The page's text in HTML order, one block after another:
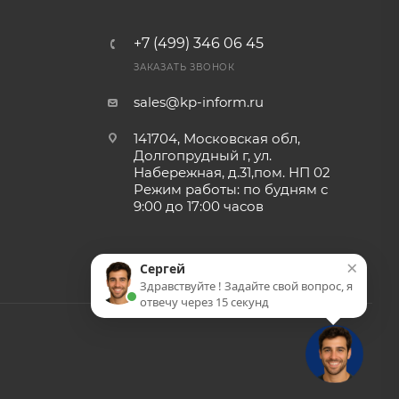
+7 (499) 346 06 45
ЗАКАЗАТЬ ЗВОНОК
sales@kp-inform.ru
141704, Московская обл,
Долгопрудный г, ул.
Набережная, д.31,пом. НП 02
Режим работы: по будням с
9:00 до 17:00 часов
×
Сергей
Здравствуйте ! Задайте свой вопрос, я
отвечу через 15 секунд